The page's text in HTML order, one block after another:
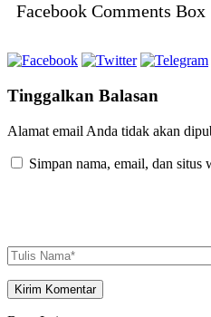
Facebook Comments Box
Tinggalkan Balasan
Alamat email Anda tidak akan
Simpan nama, email, dan situs